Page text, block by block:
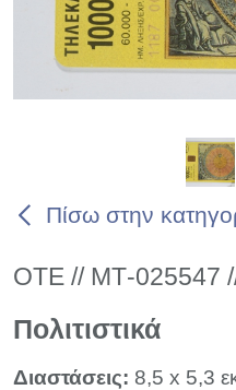
Πίσω στην
ΟΤΕ // ΜΤ-025547
Πολιτιστικά
Διαστάσεις: 8,5 x 5,3